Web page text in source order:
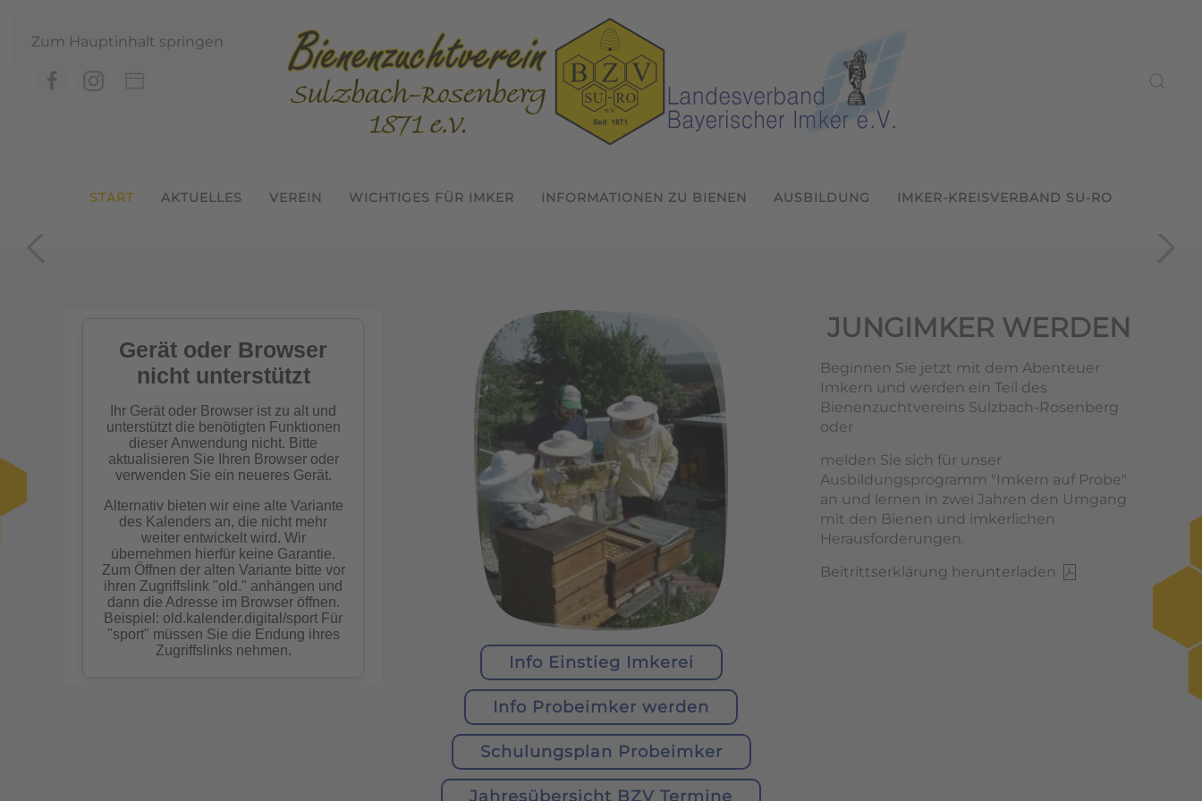
Zum Hauptinhalt springen
START AKTUELLES VEREIN WICHTIGES FÜR IMKER INFORMATIONEN ZU BIENEN AUSBILDUNG IMKER-KREISVERBAND SU-RO
In der Gemeinschaft Imkern
Info Einstieg Imkerei
Info Probeimker werden
Schulungsplan Probeimker
Jahresübersicht BZV Termine
JUNGIMKER WERDEN
Beginnen Sie jetzt mit dem Abenteuer
Imkern und werden ein Teil des
Bienenzuchtvereins Sulzbach-Rosenberg
oder
melden Sie sich für unser
Ausbildungsprogramm "Imkern auf Probe"
an und lernen in zwei Jahren den Umgang
mit den Bienen und imkerlichen
Herausforderungen.
Beitrittserklärung herunterladen